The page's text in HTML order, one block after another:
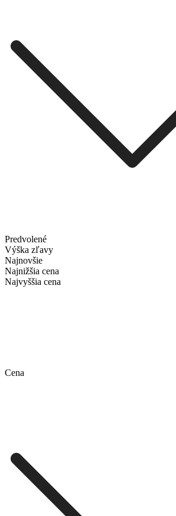
Predvolené
Výška zľavy
Najnovšie
Najnižšia cena
Najvyššia cena
Cena